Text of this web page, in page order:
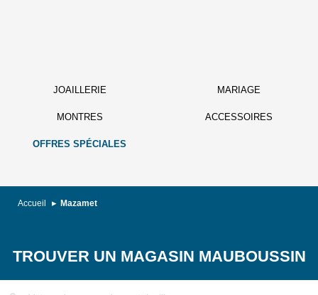
JOAILLERIE MARIAGE
MONTRES ACCESSOIRES
OFFRES SPÉCIALES
Accueil Mazamet
TROUVER UN MAGASIN MAUBOUSSIN